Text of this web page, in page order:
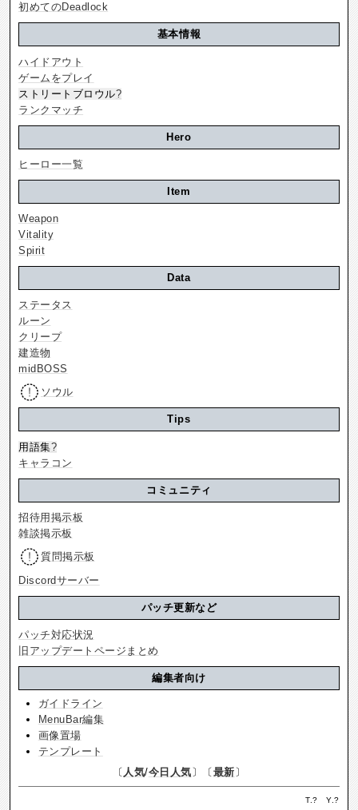
初めてのDeadlock
基本情報
ハイドアウト
ゲームをプレイ
ストリートブロウル?
ランクマッチ
Hero
ヒーロー一覧
Item
Weapon
Vitality
Spirit
Data
ステータス
ルーン
クリープ
建造物
midBOSS
ソウル
Tips
用語集?
キャラコン
コミュニティ
招待用掲示板
雑談掲示板
質問掲示板
Discordサーバー
パッチ更新など
パッチ対応状況
旧アップデートページまとめ
編集者向け
ガイドライン
MenuBar編集
画像置場
テンプレート
〔 人気/今日人気 〕〔 最新 〕
T.? Y.?